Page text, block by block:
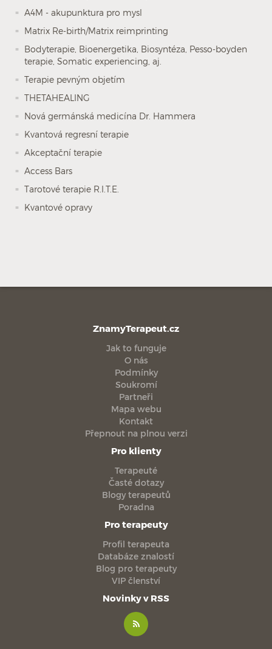
A4M - akupunktura pro mysl
Matrix Re-birth/Matrix reimprinting
Bodyterapie, Bioenergetika, Biosyntéza, Pesso-boyden
terapie, Somatic experiencing, aj.
Terapie pevným objetím
THETAHEALING
Nová germánská medicína Dr. Hammera
Kvantová regresní terapie
Akceptační terapie
Access Bars
Tarotové terapie R.I.T.E.
Kvantové opravy
ZnamyTerapeut.cz
Jak to funguje
O nás
Podmínky
Soukromí
Partneři
Mapa webu
Kontakt
Přepnout na plnou verzi
Pro klienty
Terapeuté
Časté dotazy
Blogy terapeutů
Poradna
Pro terapeuty
Profil terapeuta
Databáze znalostí
Blog pro terapeuty
VIP členství
Novinky v RSS